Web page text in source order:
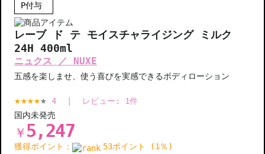
P付与
レーブ ド テ モイスチャライジング ミルク
24H 400ml
ニュクス ／ NUXE
五感を楽しませ、使う喜びを実感できるボディローション
4 レビュー: 1件
国内未発売
￥ 5,247
獲得ポイント： 53ポイント (1％)